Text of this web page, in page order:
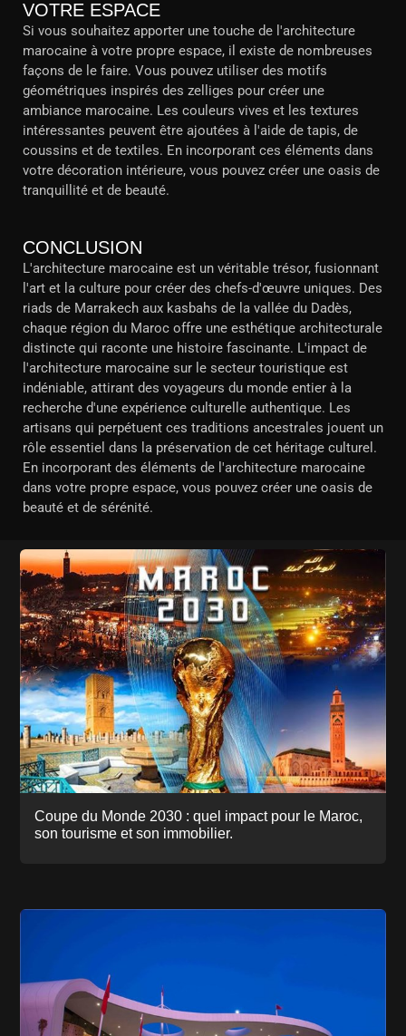
VOTRE ESPACE
Si vous souhaitez apporter une touche de l'architecture
marocaine à votre propre espace, il existe de nombreuses
façons de le faire. Vous pouvez utiliser des motifs
géométriques inspirés des zelliges pour créer une
ambiance marocaine. Les couleurs vives et les textures
intéressantes peuvent être ajoutées à l'aide de tapis, de
coussins et de textiles. En incorporant ces éléments dans
votre décoration intérieure, vous pouvez créer une oasis de
tranquillité et de beauté.
CONCLUSION
L'architecture marocaine est un véritable trésor, fusionnant
l'art et la culture pour créer des chefs-d'œuvre uniques. Des
riads de Marrakech aux kasbahs de la vallée du Dadès,
chaque région du Maroc offre une esthétique architecturale
distincte qui raconte une histoire fascinante. L'impact de
l'architecture marocaine sur le secteur touristique est
indéniable, attirant des voyageurs du monde entier à la
recherche d'une expérience culturelle authentique. Les
artisans qui perpétuent ces traditions ancestrales jouent un
rôle essentiel dans la préservation de cet héritage culturel.
En incorporant des éléments de l'architecture marocaine
dans votre propre espace, vous pouvez créer une oasis de
beauté et de sérénité.
Coupe du Monde 2030 : quel impact pour le Maroc,
son tourisme et son immobilier.